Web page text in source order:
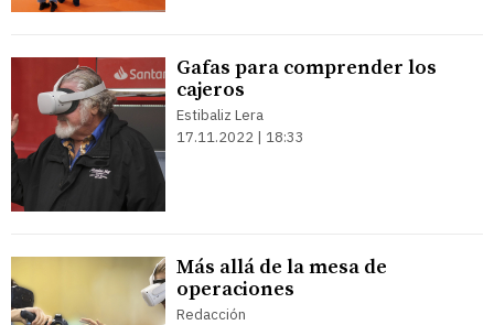
Gafas para comprender los
cajeros
Estibaliz Lera
17.11.2022 | 18:33
Más allá de la mesa de
operaciones
Redacción